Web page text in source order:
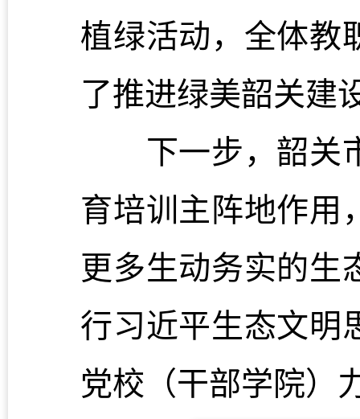
植绿活动，全体教
了推进绿美韶关建
下一步，韶关市
育培训主阵地作用
更多生动务实的生
行习近平生态文明
党校（干部学院）